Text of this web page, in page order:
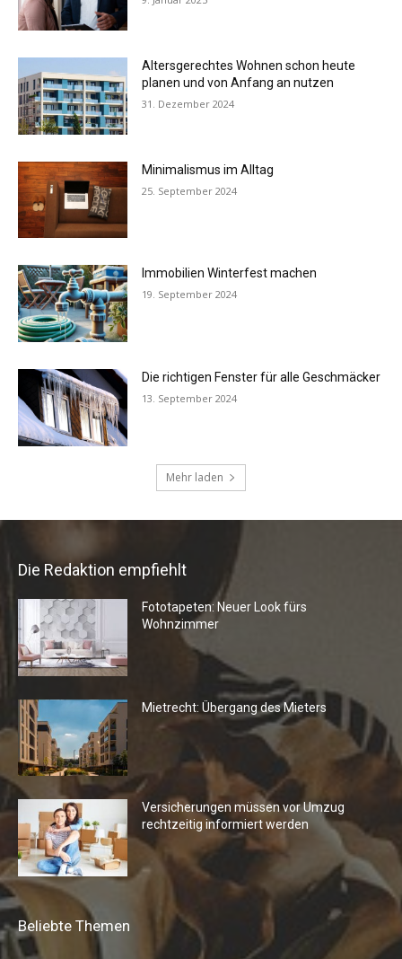
Die Redaktion empfiehlt
Fototapeten: Neuer Look fürs
Wohnzimmer
Mietrecht: Übergang des Mieters
Versicherungen müssen vor Umzug
rechtzeitig informiert werden
Beliebte Themen